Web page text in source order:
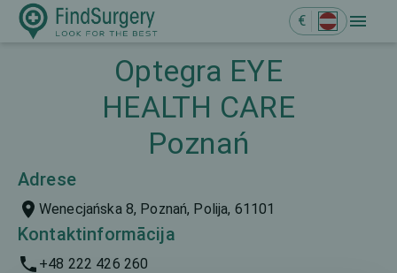
€
Optegra EYE
HEALTH CARE
Poznań
Adrese
Wenecjańska 8, Poznań, Polija, 61101
Kontaktinformācija
+48 222 426 260